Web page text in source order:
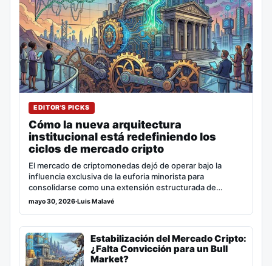
EDITOR'S PICKS
Cómo la nueva arquitectura
institucional está redefiniendo los
ciclos de mercado cripto
El mercado de criptomonedas dejó de operar bajo la
influencia exclusiva de la euforia minorista para
consolidarse como una extensión estructurada de…
mayo 30, 2026·Luis Malavé
Estabilización del Mercado Cripto:
¿Falta Convicción para un Bull
Market?